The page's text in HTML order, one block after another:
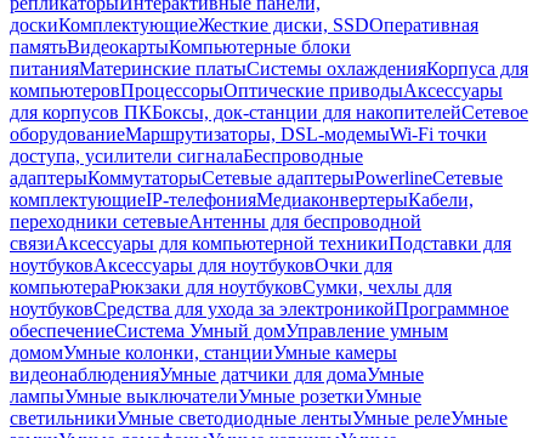
доскиКомплектующиеЖесткие диски, SSDОперативная
памятьВидеокартыКомпьютерные блоки
питанияМатеринские платыСистемы охлажденияКорпуса для
компьютеровПроцессорыОптические приводыАксессуары
для корпусов ПКБоксы, док-станции для накопителейСетевое
оборудованиеМаршрутизаторы, DSL-модемыWi-Fi точки
доступа, усилители сигналаБеспроводные
адаптерыКоммутаторыСетевые адаптерыPowerlineСетевые
комплектующиеIP-телефонияМедиаконвертерыКабели,
переходники сетевыеАнтенны для беспроводной
связиАксессуары для компьютерной техникиПодставки для
ноутбуковАксессуары для ноутбуковОчки для
компьютераРюкзаки для ноутбуковСумки, чехлы для
ноутбуковСредства для ухода за электроникойПрограммное
обеспечениеСистема Умный домУправление умным
домомУмные колонки, станцииУмные камеры
видеонаблюденияУмные датчики для домаУмные
лампыУмные выключателиУмные розеткиУмные
светильникиУмные светодиодные лентыУмные релеУмные